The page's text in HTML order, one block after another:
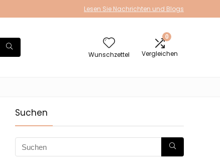
Lesen Sie Nachrichten und Blogs
Wunschzettel
0
Vergleichen
Suchen